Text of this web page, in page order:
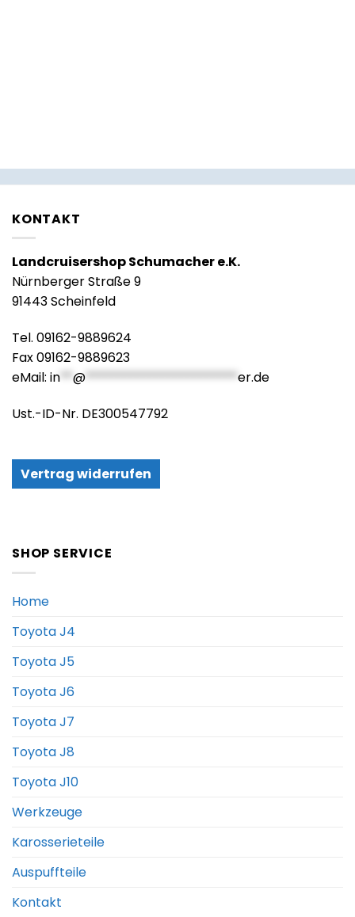
KONTAKT
Landcruisershop Schumacher e.K.
Nürnberger Straße 9
91443 Scheinfeld
Tel. 09162-9889624
Fax 09162-9889623
eMail: in**@************************er.de
Ust.-ID-Nr. DE300547792
Vertrag widerrufen
SHOP SERVICE
Home
Toyota J4
Toyota J5
Toyota J6
Toyota J7
Toyota J8
Toyota J10
Werkzeuge
Karosserieteile
Auspuffteile
Kontakt